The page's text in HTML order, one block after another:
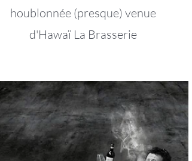
houblonnée (presque) venue
d'Hawaï La Brasserie